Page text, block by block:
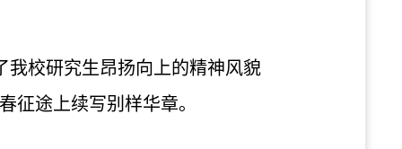
我校研究生昂扬向上的精神风貌
征途上续写别样华章。